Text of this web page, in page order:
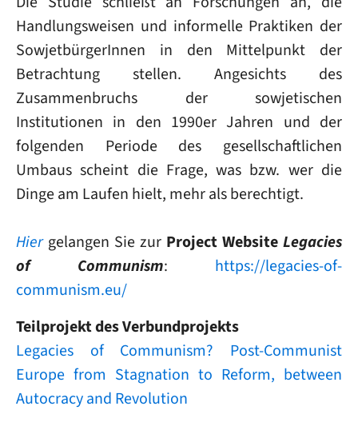
Handlungsweisen und informelle Praktiken der
SowjetbürgerInnen in den Mittelpunkt der
Betrachtung stellen. Angesichts des
Zusammenbruchs der sowjetischen
Institutionen in den 1990er Jahren und der
folgenden Periode des gesellschaftlichen
Umbaus scheint die Frage, was bzw. wer die
Dinge am Laufen hielt, mehr als berechtigt.
Hiergelangen Sie zur Project Website Legacies
of Communism: https://legacies-of-
communism.eu/
Teilprojekt des Verbundprojekts
Legacies of Communism? Post‐Communist
Europe from Stagnation to Reform, between
Autocracy and Revolution